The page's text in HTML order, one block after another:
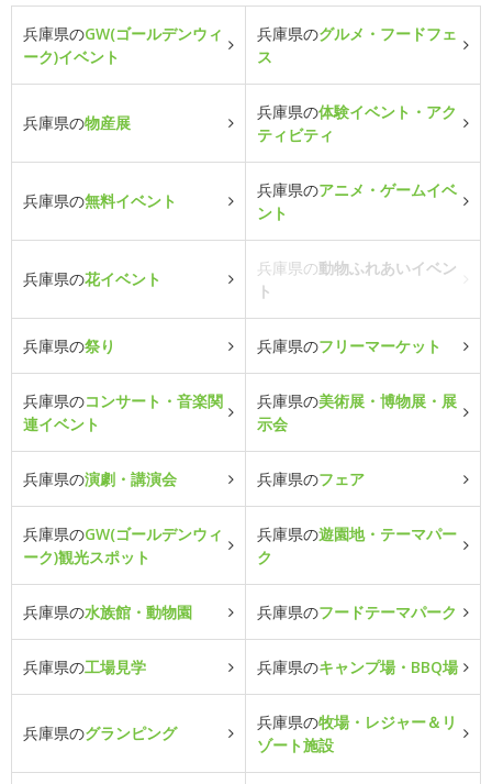
兵庫県のGW(ゴールデンウィ
ーク)イベント
兵庫県のグルメ・フードフェ
ス
兵庫県の物産展
兵庫県の体験イベント・アク
ティビティ
兵庫県の無料イベント
兵庫県のアニメ・ゲームイベ
ント
兵庫県の花イベント
兵庫県の動物ふれあいイベン
ト
兵庫県の祭り 兵庫県のフリーマーケット
兵庫県のコンサート・音楽関
連イベント
兵庫県の美術展・博物展・展
示会
兵庫県の演劇・講演会 兵庫県のフェア
兵庫県のGW(ゴールデンウィ
ーク)観光スポット
兵庫県の遊園地・テーマパー
ク
兵庫県の水族館・動物園 兵庫県のフードテーマパーク
兵庫県の工場見学 兵庫県のキャンプ場・BBQ場
兵庫県のグランピング
兵庫県の牧場・レジャー＆リ
ゾート施設